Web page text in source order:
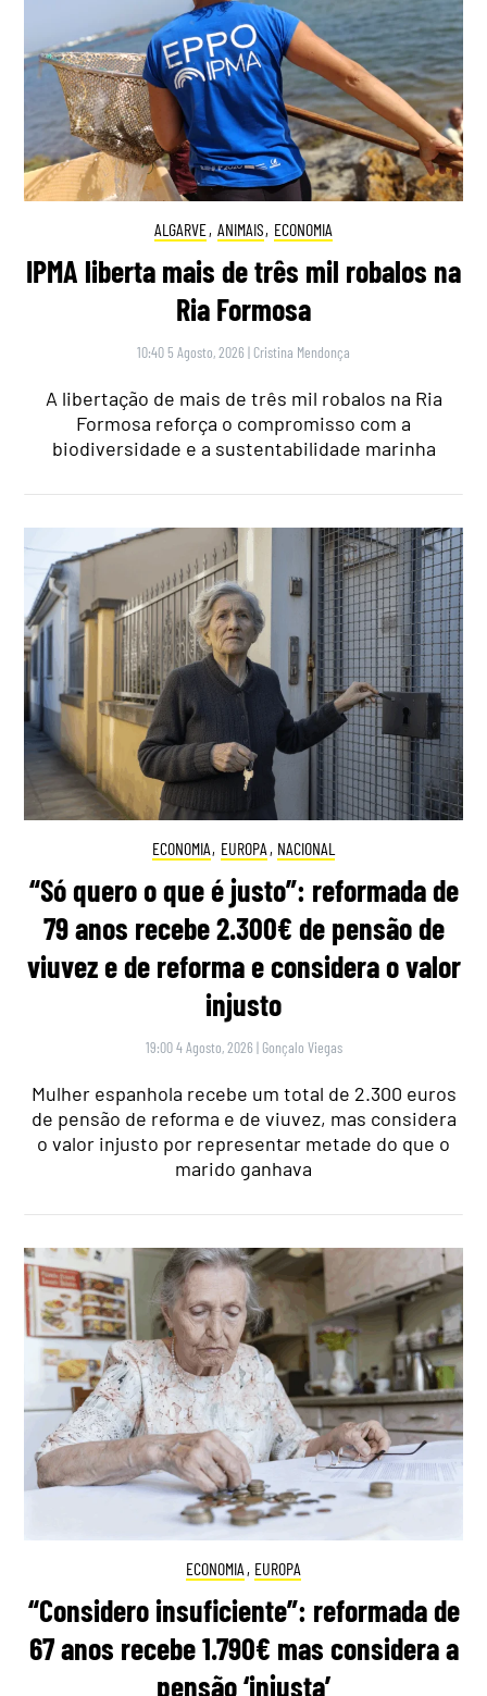
ALGARVE, ANIMAIS, ECONOMIA
IPMA liberta mais de três mil robalos na
Ria Formosa
10:40 5 Agosto, 2026 | Cristina Mendonça
A libertação de mais de três mil robalos na Ria
Formosa reforça o compromisso com a
biodiversidade e a sustentabilidade marinha
ECONOMIA, EUROPA , NACIONAL
“Só quero o que é justo”: reformada de
79 anos recebe 2.300€ de pensão de
viuvez e de reforma e considera o valor
injusto
19:00 4 Agosto, 2026 | Gonçalo Viegas
Mulher espanhola recebe um total de 2.300 euros
de pensão de reforma e de viuvez, mas considera
o valor injusto por representar metade do que o
marido ganhava
ECONOMIA , EUROPA
“Considero insuficiente”: reformada de
67 anos recebe 1.790€ mas considera a
pensão ‘injusta’